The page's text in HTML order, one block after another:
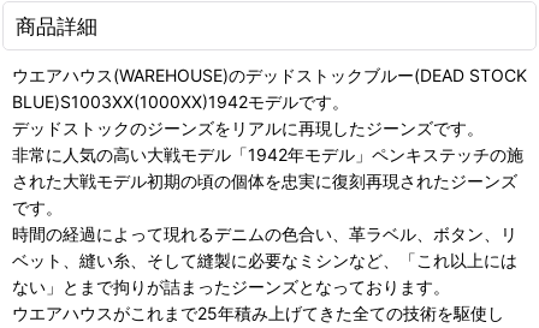
商品詳細
ウエアハウス(WAREHOUSE)のデッドストックブルー(DEAD STOCK
BLUE)S1003XX(1000XX)1942モデルです。
デッドストックのジーンズをリアルに再現したジーンズです。
非常に人気の高い大戦モデル「1942年モデル」ペンキステッチの施
された大戦モデル初期の頃の個体を忠実に復刻再現されたジーンズ
です。
時間の経過によって現れるデニムの色合い、革ラベル、ボタン、リ
ベット、縫い糸、そして縫製に必要なミシンなど、「これ以上には
ない」とまで拘りが詰まったジーンズとなっております。
ウエアハウスがこれまで25年積み上げてきた全ての技術を駆使し